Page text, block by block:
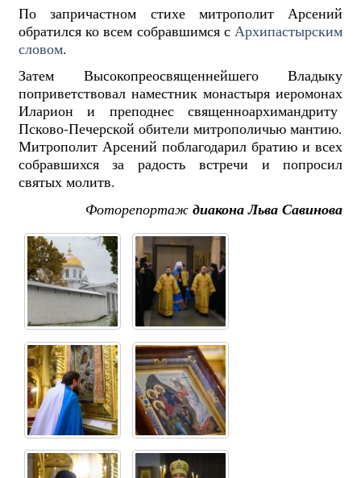
По запричастном стихе митрополит Арсений
обратился ко всем собравшимся с Архипастырским
словом.
Затем Высокопреосвященнейшего Владыку
поприветствовал наместник монастыря иеромонах
Иларион и преподнес священноархимандриту
Псково-Печерской обители митрополичью мантию.
Митрополит Арсений поблагодарил братию и всех
собравшихся за радость встречи и попросил
святых молитв.
Фоторепортаждиакона Льва Савинова